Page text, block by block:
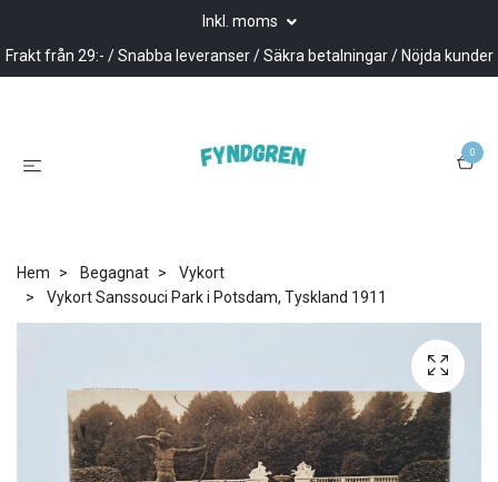
Inkl. moms
Frakt från 29:- / Snabba leveranser / Säkra betalningar / Nöjda kunder
0
Hem Begagnat
Vykort
Vykort Sanssouci Park i Potsdam, Tyskland 1911